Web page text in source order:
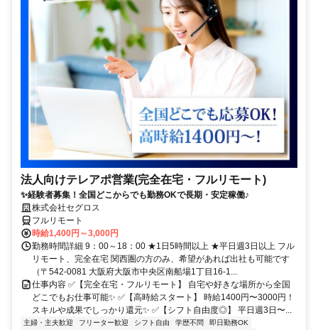
法人向けテレアポ営業(完全在宅・フルリモート)
✨経験者募集！全国どこからでも勤務OKで長期・安定稼働♪
株式会社セグロス
フルリモート
時給1,400円～3,000円
勤務時間詳細 9：00～18：00 ★1日5時間以上 ★平日週3日以上 フル
リモート、完全在宅 関西圏の方のみ、希望があれば出社も可能です
（〒542-0081 大阪府大阪市中央区南船場1丁目16-1...
仕事内容 ✅【完全在宅・フルリモート】 自宅や好きな場所から全国
どこでもお仕事可能✨ ✅【高時給スタート】 時給1400円〜3000円！
スキルや成果でしっかり還元✨ ✅【シフト自由度◎】 平日週3日〜...
主婦・主夫歓迎 フリーター歓迎 シフト自由 学歴不問
即日勤務OK